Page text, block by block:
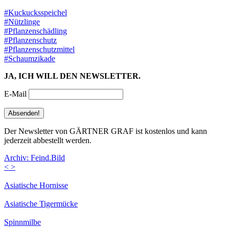
#Kuckucksspeichel
#Nützlinge
#Pflanzenschädling
#Pflanzenschutz
#Pflanzenschutzmittel
#Schaumzikade
JA, ICH WILL DEN NEWSLETTER.
E-Mail
Der Newsletter von GÄRTNER GRAF ist kostenlos und kann
jederzeit abbestellt werden.
Archiv: Feind.Bild
< >
Asiatische Hornisse
Asiatische Tigermücke
Spinnmilbe